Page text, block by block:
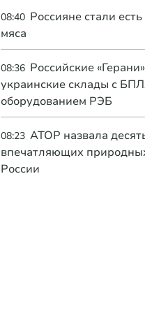
08:40 Россияне стали
мяса
08:36 Российские
украинские склады с
оборудованием РЭБ
08:23 АТОР назвала
впечатляющих
России